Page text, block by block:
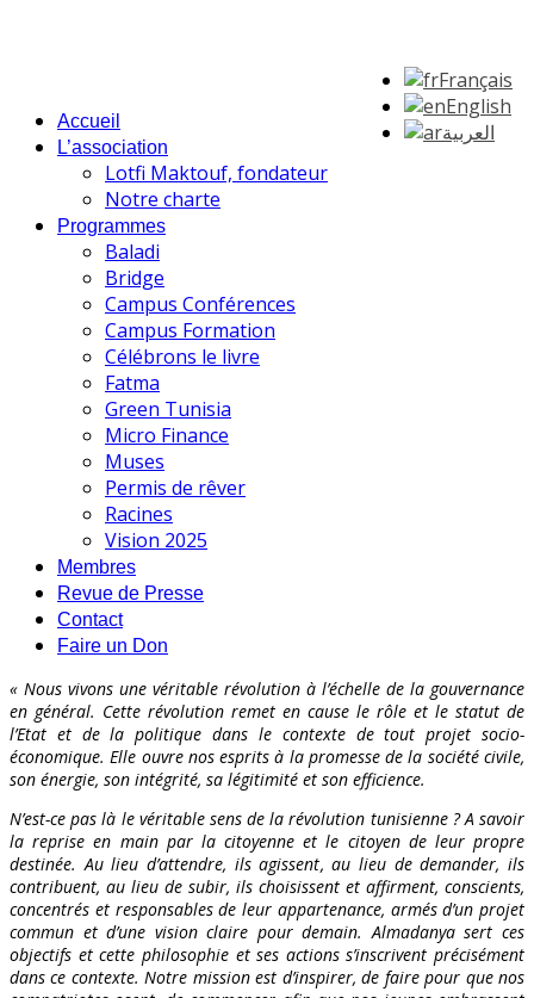
Français
English
العربية
Accueil
L’association
Lotfi Maktouf, fondateur
Notre charte
Programmes
Baladi
Bridge
Campus Conférences
Campus Formation
Célébrons le livre
Fatma
Green Tunisia
Micro Finance
Muses
Permis de rêver
Racines
Vision 2025
Membres
Revue de Presse
Contact
Faire un Don
« Nous vivons une véritable révolution à l’échelle de la gouvernance
en général. Cette révolution remet en cause le rôle et le statut de
l’Etat et de la politique dans le contexte de tout projet socio-
économique. Elle ouvre nos esprits à la promesse de la société civile,
son énergie, son intégrité, sa légitimité et son efficience.
N’est-ce pas là le véritable sens de la révolution tunisienne ? A savoir
la reprise en main par la citoyenne et le citoyen de leur propre
destinée. Au lieu d’attendre, ils agissent, au lieu de demander, ils
contribuent, au lieu de subir, ils choisissent et affirment, conscients,
concentrés et responsables de leur appartenance, armés d’un projet
commun et d’une vision claire pour demain. Almadanya sert ces
objectifs et cette philosophie et ses actions s’inscrivent précisément
dans ce contexte. Notre mission est d’inspirer, de faire pour que nos